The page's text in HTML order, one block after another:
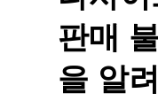
을 알